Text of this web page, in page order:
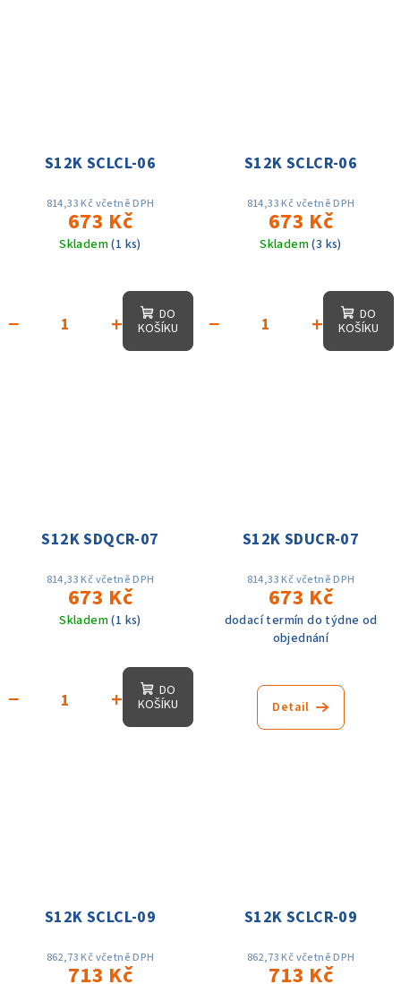
S12K SCLCL-06
814,33 Kč včetně DPH
673 Kč
Skladem(1 ks)
+
−
DO
KOŠÍKU
S12K SCLCR-06
814,33 Kč včetně DPH
673 Kč
Skladem(3 ks)
+
−
DO
KOŠÍKU
S12K SDQCR-07
814,33 Kč včetně DPH
673 Kč
Skladem(1 ks)
+
−
DO
KOŠÍKU
S12K SDUCR-07
814,33 Kč včetně DPH
673 Kč
dodací termín do týdne od
objednání
Detail
S12K SCLCL-09
862,73 Kč včetně DPH
713 Kč
S12K SCLCR-09
862,73 Kč včetně DPH
713 Kč